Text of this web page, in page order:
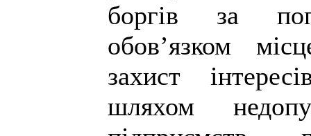
боргів за
обов’язком
захист
шляхом